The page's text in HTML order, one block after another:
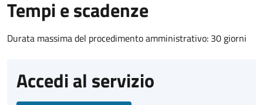
Tempi e scadenze
Durata massima del procedimento amministrativo: 30 giorni
Accedi al servizio